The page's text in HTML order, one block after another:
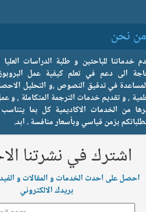
من نحن
خدماتنا للباحثين و طلبة الدراسات
الى دعم في تعلم كيفية عمل
في تدقيق النصوص ,و التحليل
, و تقديم خدمات الترجمة المتكاملة , و
من الخدمات الاكاديمية كل بما
بزمن قياسي وبأسعار منافسة . ابد.
اشترك في نشرتنا
احصل على احدث الخدمات و المقالات و
بريدك الالكتروني